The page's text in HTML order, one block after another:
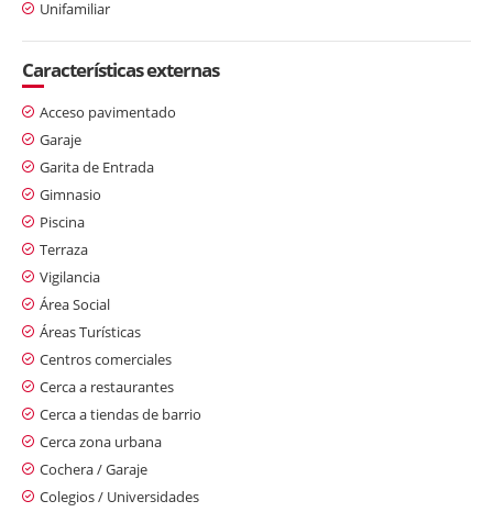
Unifamiliar
Características externas
Acceso pavimentado
Garaje
Garita de Entrada
Gimnasio
Piscina
Terraza
Vigilancia
Área Social
Áreas Turísticas
Centros comerciales
Cerca a restaurantes
Cerca a tiendas de barrio
Cerca zona urbana
Cochera / Garaje
Colegios / Universidades